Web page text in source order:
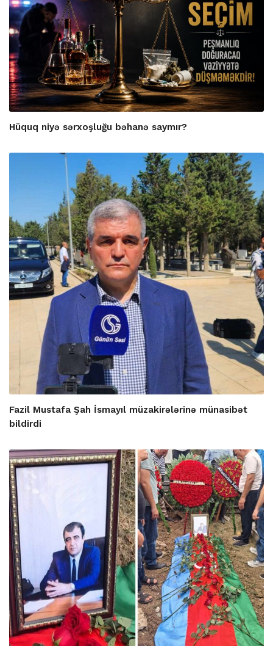
Hüquq niyə sərxoşluğu bəhanə saymır?
Fazil Mustafa Şah İsmayıl müzakirələrinə münasibət
bildirdi